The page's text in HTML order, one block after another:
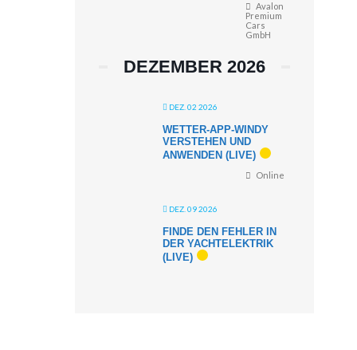
Avalon
Premium
Cars
GmbH
DEZEMBER 2026
DEZ. 02 2026
WETTER-APP-WINDY
VERSTEHEN UND
ANWENDEN (LIVE)
Online
DEZ. 09 2026
FINDE DEN FEHLER IN
DER YACHTELEKTRIK
(LIVE)